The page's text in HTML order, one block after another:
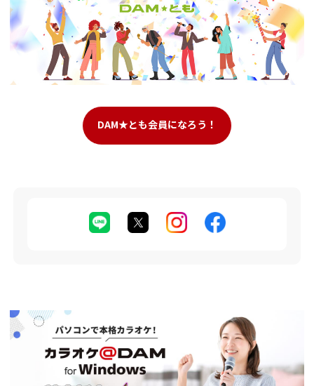
DAM★とも会員になろう！